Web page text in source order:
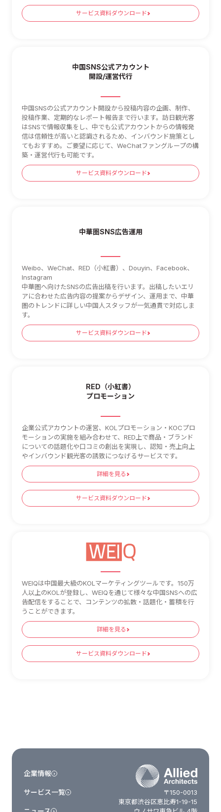
サービス資料ダウンロード
中国SNS公式アカウント
開設/運営代行
中国SNSの公式アカウント開設から投稿内容の企画、制作、
投稿作業、定期的なレポート報告まで行います。訪日観光客
はSNSで情報収集をし、中でも公式アカウントからの情報発
信は信頼性が高いと認識されるため、インバウンド施策とし
てもおすすめ。ご要望に応じて、WeChatファングループの構
築・運営代行も可能です。
サービス資料ダウンロード
中華圏SNS広告運用
Weibo、WeChat、RED（小紅書）、Douyin、Facebook、
Instagram
中華圏へ向けたSNSの広告出稿を行います。出稿したいエリ
アに合わせた広告内容の提案からデザイン、運用まで、中華
圏のトレンドに詳しい中国人スタッフが一気通貫で対応しま
す。
サービス資料ダウンロード
RED（小紅書）
プロモーション
企業公式アカウントの運営、KOLプロモーション・KOCプロ
モーションの実施を組み合わせて、RED上で商品・ブランド
についての話題化や口コミの創出を実現し、認知・売上向上
やインバウンド観光客の誘致につなげるサービスです。
詳細を見る
サービス資料ダウンロード
WEIQは中国最大級のKOLマーケティングツールです。150万
人以上のKOLが登録し、WEIQを通じて様々な中国SNSへの広
告配信をすることで、コンテンツの拡散・話題化・蓄積を行
うことができます。
詳細を見る
サービス資料ダウンロード
〒150-0013
東京都渋谷区恵比寿1-19-15
企業情報
サービス一覧